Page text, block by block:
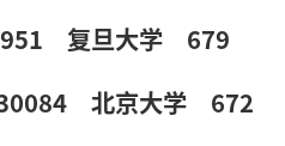
复旦大学 679
北京大学 672